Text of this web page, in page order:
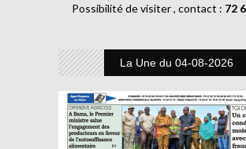
Possibilité de visiter , contact : 72
La Une du 04-08-2026